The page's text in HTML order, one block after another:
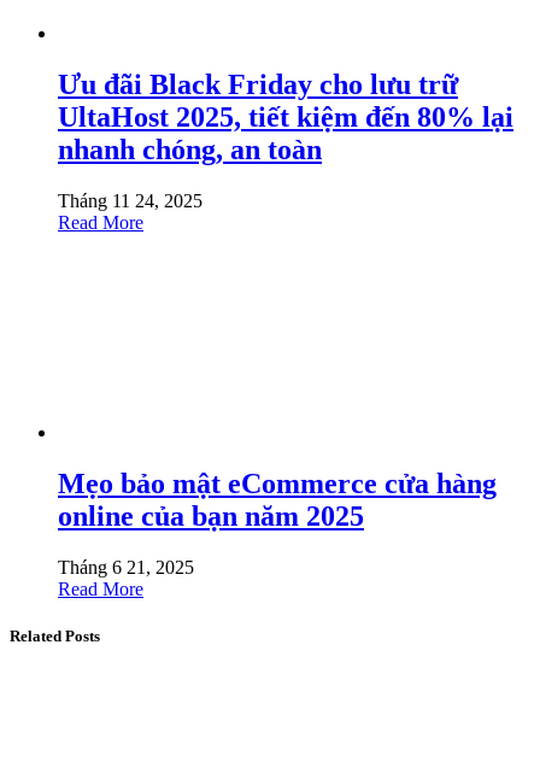
Ưu đãi Black Friday cho lưu trữ
UltaHost 2025, tiết kiệm đến 80% lại
nhanh chóng, an toàn
Tháng 11 24, 2025
Read More
Mẹo bảo mật eCommerce cửa hàng
online của bạn năm 2025
Tháng 6 21, 2025
Read More
Related Posts